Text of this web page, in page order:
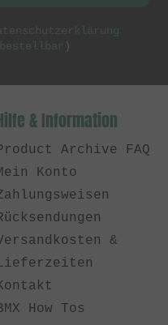
)
& Information
Archive FAQ
Konto
&
How Tos